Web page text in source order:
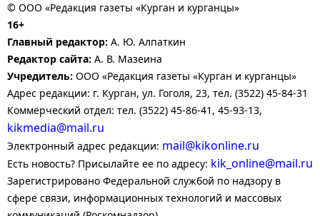
© ООО «Редакция газеты «Курган и курганцы»
16+
Главный редактор: А. Ю. Алпаткин
Редактор сайта: А. В. Мазеина
Учредитель: ООО «Редакция газеты «Курган и курганцы»
Адрес редакции: г. Курган, ул. Гоголя, 23, тел. (3522) 45-84-31
Коммерческий отдел: тел. (3522) 45-86-41, 45-93-13,
kikmedia@mail.ru
Электронный адрес редакции: mail@kikonline.ru
Есть новость? Присылайте ее по адресу: kik_online@mail.ru
Зарегистрировано Федеральной службой по надзору в
сфере связи, информационных технологий и массовых